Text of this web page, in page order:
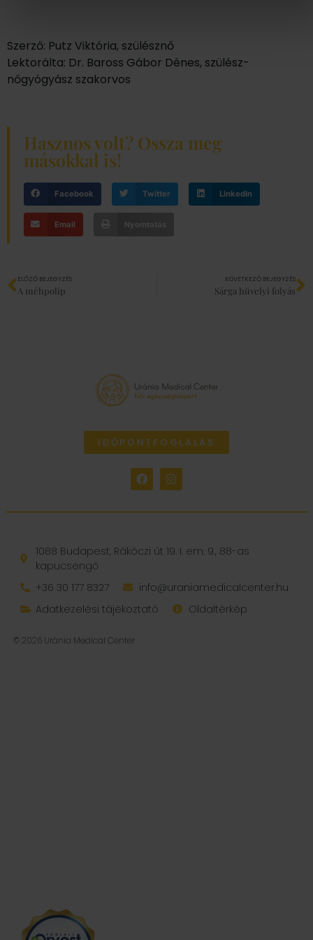
Szerző: Putz Viktória, szülésznő
Lektorálta: Dr. Baross Gábor Dénes, szülész-
nőgyógyász szakorvos
Hasznos volt? Ossza meg
másokkal is!
Facebook Twitter LinkedIn
Email Nyomtatás
ELŐZŐ BEJEGYZÉS
A méhpolip
KÖVETKEZŐ BEJEGYZÉS
Sárga hüvelyi folyás
IDŐPONTFOGLALÁS
1088 Budapest, Rákóczi út 19. I. em. 9., 88-as
kapucsengő
+36 30 177 8327
info@uraniamedicalcenter.hu
Adatkezelési tájékoztató
Oldaltérkép
© 2026 Uránia Medical Center